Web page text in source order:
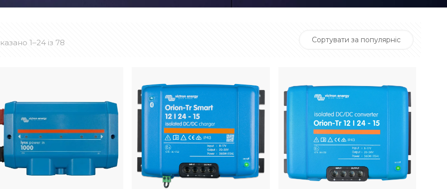
1–24 із 78